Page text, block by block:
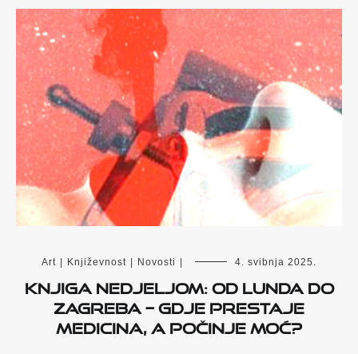
Art | Književnost | Novosti | 4. svibnja 2025.
Knjiga nedjeljom: Od Lunda do
Zagreba – gdje prestaje
medicina, a počinje moć?